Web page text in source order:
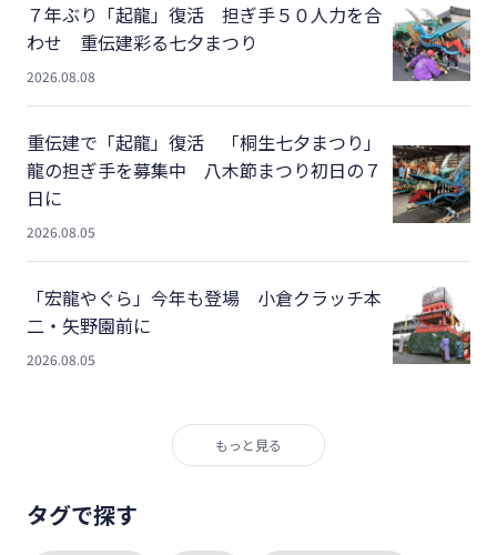
７年ぶり「起龍」復活 担ぎ手５０人力を合
わせ 重伝建彩る七夕まつり
2026.08.08
重伝建で「起龍」復活 「桐生七夕まつり」
龍の担ぎ手を募集中 八木節まつり初日の７
日に
2026.08.05
「宏龍やぐら」今年も登場 小倉クラッチ本
二・矢野園前に
2026.08.05
もっと見る
タグで探す